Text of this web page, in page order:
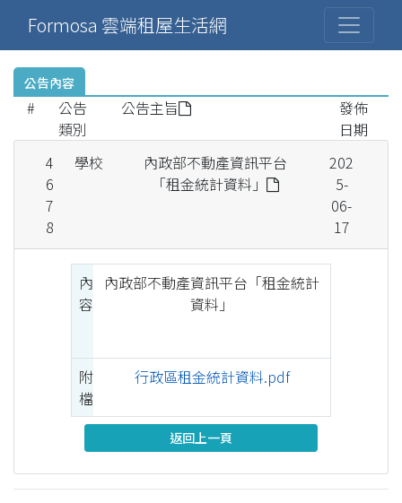
Formosa 雲端租屋生活網
公告內容
#
公告
類別
公告主旨
發佈
日期
4
6
7
8
學校
內政部不動產資訊平台
「租金統計資料」
202
5-
06-
17
內
容
內政部不動產資訊平台「租金統計
資料」
附
檔
行政區租金統計資料.pdf
返回上一頁